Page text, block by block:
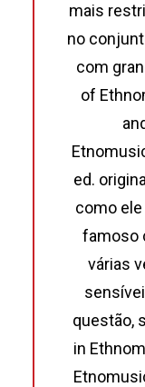
mais
no
com
of
ed.
como ele
famoso
várias
questão,
in